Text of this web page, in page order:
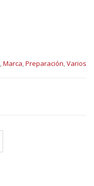
,Marca,Preparación,Varios